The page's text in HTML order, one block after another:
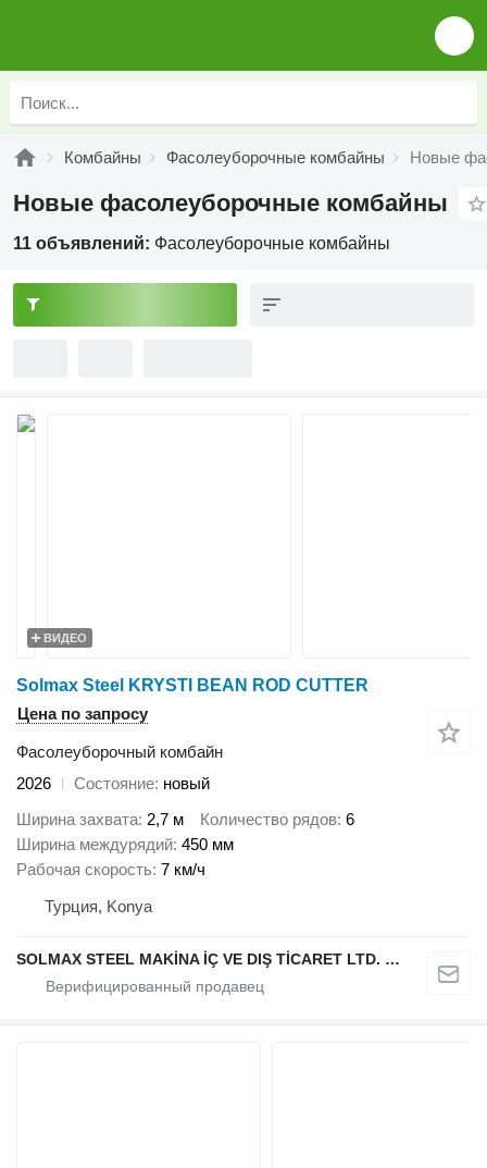
Комбайны Фасолеуборочные комбайны Новые
Новые фасолеуборочные комбайны
11 объявлений: Фасолеуборочные комбайны
ВИДЕО
Solmax Steel KRYSTI BEAN ROD CUTTER
Цена по запросу
Фасолеуборочный комбайн
2026
Состояние новый
Ширина захвата 2,7 м Количество рядов 6
Ширина междурядий 450 мм
Рабочая скорость 7 км/ч
Турция, Konya
SOLMAX STEEL MAKİNA İÇ VE DIŞ TİCARET LTD. ŞTİ.